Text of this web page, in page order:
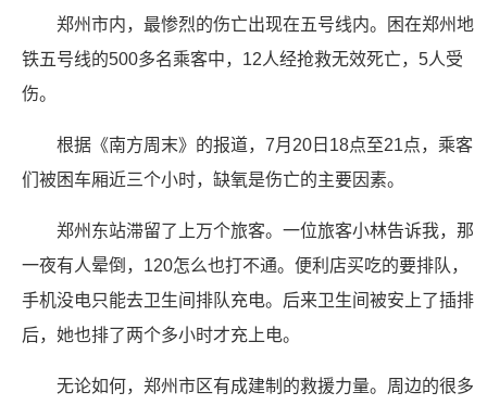
郑州市内，最惨烈的伤亡出现在五号线内。困在郑州地
铁五号线的500多名乘客中，12人经抢救无效死亡，5人受
伤。
根据《南方周末》的报道，7月20日18点至21点，乘客
们被困车厢近三个小时，缺氧是伤亡的主要因素。
郑州东站滞留了上万个旅客。一位旅客小林告诉我，那
一夜有人晕倒，120怎么也打不通。便利店买吃的要排队，
手机没电只能去卫生间排队充电。后来卫生间被安上了插排
后，她也排了两个多小时才充上电。
无论如何，郑州市区有成建制的救援力量。周边的很多